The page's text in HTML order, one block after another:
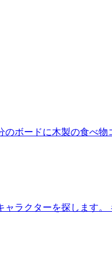
ボードに木製の食べ
ラクターを探します